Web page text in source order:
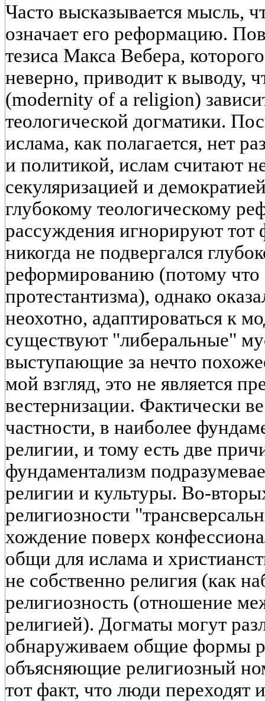
Часто высказывается мысль,
означает его реформацию.
тезиса Макса Вебера,
неверно, приводит к выводу,
(modernity of a religion)
теологической догматики.
ислама, как полагается, нет
и политикой, ислам считают
секуляризацией и
глубокому теологическому
рассуждения игнорируют тот
никогда не подвергался
реформированию (потому что
протестантизма), однако
неохотно, адаптироваться к
существуют "либеральные"
выступающие за нечто
мой взгляд, это не является
вестернизации. Фактически
частности, в наиболее
религии, и тому есть две
фундаментализм
религии и культуры. Во-
религиозности
хождение поверх
общи для ислама и
не собственно религия (как
религиозность (отношение
религией). Догматы могут
обнаруживаем общие формы
объясняющие религиозный
тот факт, что люди переходят